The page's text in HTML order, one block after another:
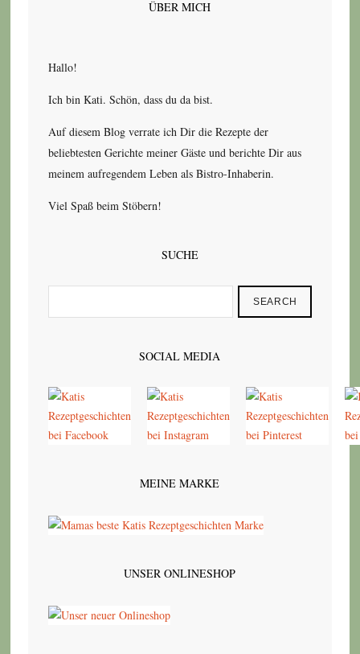
ÜBER MICH
Hallo!
Ich bin Kati. Schön, dass du da bist.
Auf diesem Blog verrate ich Dir die Rezepte der
beliebtesten Gerichte meiner Gäste und berichte Dir aus
meinem aufregendem Leben als Bistro-Inhaberin.
Viel Spaß beim Stöbern!
SUCHE
SEARCH
SOCIAL MEDIA
MEINE MARKE
UNSER ONLINESHOP